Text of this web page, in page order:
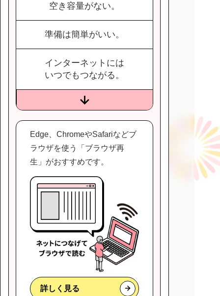
空き容量がない。
準備は簡単がいい。
インターネットには
いつでもつながる。
Edge、ChromeやSafariなどブ
ラウザを使う「ブラウザ再
生」がおすすめです。
詳しく見る